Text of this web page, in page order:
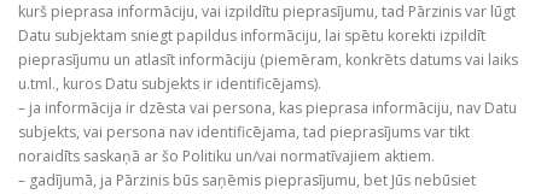
kurš pieprasa informāciju, vai izpildītu pieprasījumu, tad Pārzinis var lūgt
Datu subjektam sniegt papildus informāciju, lai spētu korekti izpildīt
pieprasījumu un atlasīt informāciju (piemēram, konkrēts datums vai laiks
u.tml., kuros Datu subjekts ir identificējams).
– ja informācija ir dzēsta vai persona, kas pieprasa informāciju, nav Datu
subjekts, vai persona nav identificējama, tad pieprasījums var tikt
noraidīts saskaņā ar šo Politiku un/vai normatīvajiem aktiem.
– gadījumā, ja Pārzinis būs saņēmis pieprasījumu, bet Jūs nebūsiet